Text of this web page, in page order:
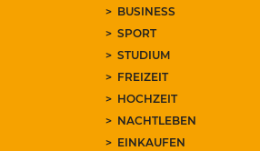
BUSINESS
SPORT
STUDIUM
FREIZEIT
HOCHZEIT
NACHTLEBEN
EINKAUFEN